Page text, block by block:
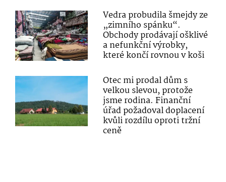
Vedra probudila šmejdy ze
„zimního spánku“.
Obchody prodávají ošklivé
a nefunkční výrobky,
které končí rovnou v koši
Otec mi prodal dům s
velkou slevou, protože
jsme rodina. Finanční
úřad požadoval doplacení
kvůli rozdílu oproti tržní
ceně